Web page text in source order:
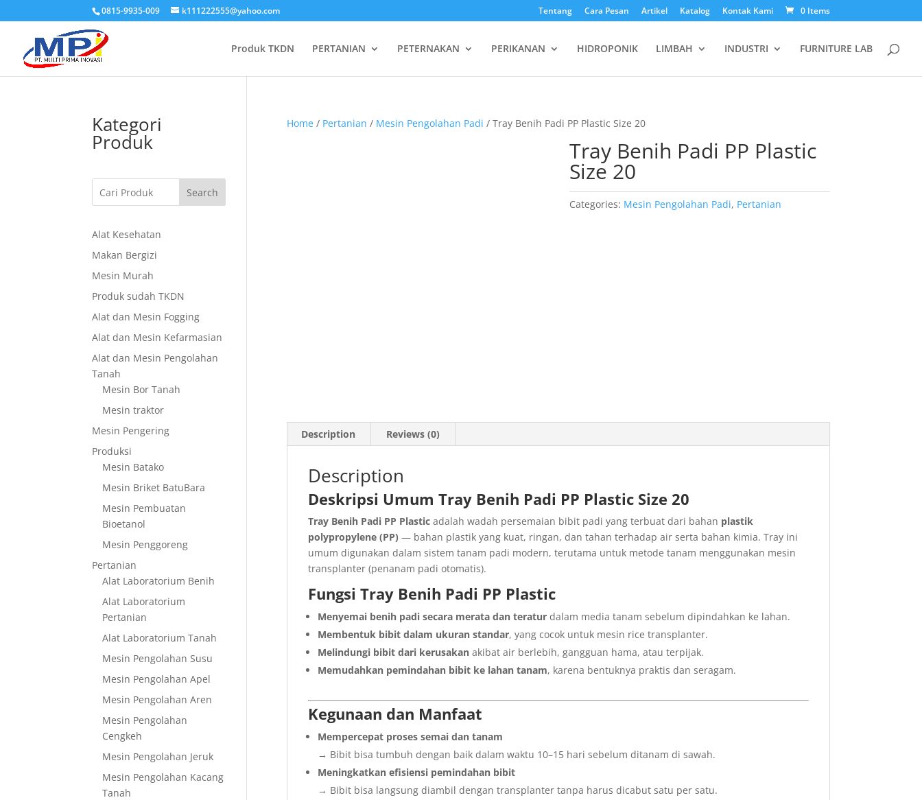
0815-9935-009 k111222555@yahoo.com Tentang Cara Pesan Artikel Katalog Kontak Kami 0 Items
Produk TKDN PERTANIAN PETERNAKAN PERIKANAN HIDROPONIK LIMBAH INDUSTRI FURNITURE LAB
Home/ Pertanian / Mesin Pengolahan Padi / Tray Benih Padi PP Plastic Size 20
Tray Benih Padi PP Plastic
Size 20
Categories: Mesin Pengolahan Padi, Pertanian
Description Reviews (0)
Description
Deskripsi Umum Tray Benih Padi PP Plastic Size 20
Tray Benih Padi PP Plasticadalah wadah persemaian bibit padi yang terbuat dari bahan plastik
polypropylene (PP) — bahan plastik yang kuat, ringan, dan tahan terhadap air serta bahan kimia. Tray ini
umum digunakan dalam sistem tanam padi modern, terutama untuk metode tanam menggunakan mesin
transplanter (penanam padi otomatis).
Fungsi Tray Benih Padi PP Plastic
Menyemai benih padi secara merata dan teraturdalam media tanam sebelum dipindahkan ke lahan.
Membentuk bibit dalam ukuran standar, yang cocok untuk mesin rice transplanter.
Melindungi bibit dari kerusakanakibat air berlebih, gangguan hama, atau terpijak.
Memudahkan pemindahan bibit ke lahan tanam, karena bentuknya praktis dan seragam.
Kegunaan dan Manfaat
Mempercepat proses semai dan tanam
→ Bibit bisa tumbuh dengan baik dalam waktu 10–15 hari sebelum ditanam di sawah.
Meningkatkan efisiensi pemindahan bibit
→ Bibit bisa langsung diambil dengan transplanter tanpa harus dicabut satu per satu.
Kategori
Produk
Search
Alat Kesehatan
Makan Bergizi
Mesin Murah
Produk sudah TKDN
Alat dan Mesin Fogging
Alat dan Mesin Kefarmasian
Alat dan Mesin Pengolahan
Tanah
Mesin Bor Tanah
Mesin traktor
Mesin Pengering
Produksi
Mesin Batako
Mesin Briket BatuBara
Mesin Pembuatan
Bioetanol
Mesin Penggoreng
Pertanian
Alat Laboratorium Benih
Alat Laboratorium
Pertanian
Alat Laboratorium Tanah
Mesin Pengolahan Susu
Mesin Pengolahan Apel
Mesin Pengolahan Aren
Mesin Pengolahan
Cengkeh
Mesin Pengolahan Jeruk
Mesin Pengolahan Kacang
Tanah